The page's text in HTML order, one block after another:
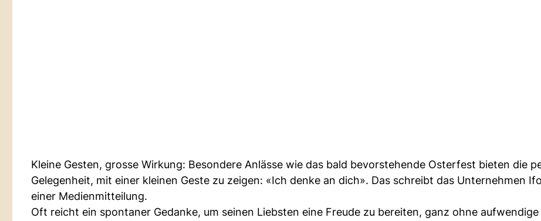
Kleine Gesten, grosse Wirkung: Besondere Anlässe wie das bald bevorstehende Osterfest bieten die
Gelegenheit, mit einer kleinen Geste zu zeigen: «Ich denke an dich». Das schreibt das Unternehmen
einer Medienmitteilung.
Oft reicht ein spontaner Gedanke, um seinen Liebsten eine Freude zu bereiten, ganz ohne